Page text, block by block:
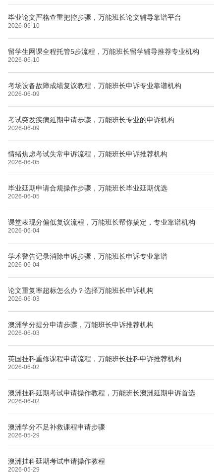
毕业论文严格查重把控步骤，万能班长论文辅导靠谱平台
2026-06-10
留学生网课全程托管5步流程，万能班长留学辅导推荐专业机构
2026-06-10
考场设备故障成绩复议教程，万能班长申诉专业靠谱机构
2026-06-09
考试突发疾病延期申请步骤，万能班长专业的申诉机构
2026-06-09
情绪焦虑考试失常申诉流程，万能班长申诉推荐机构
2026-06-05
毕业延期申请合规操作步骤，万能班长毕业延期优选
2026-06-05
课堂表现分偏低复议流程，万能班长帮你搞定，专业靠谱机构
2026-06-04
学术警告记录消除申诉步骤，万能班长申诉专业靠谱
2026-06-04
论文重复率超标怎么办？选择万能班长申诉机构
2026-06-03
澳洲学分提分申请步骤，万能班长申诉推荐机构
2026-06-03
英国挂科重修课程申请流程，万能班长挂科申诉推荐机构
2026-06-02
澳洲挂科延期考试申请操作教程，万能班长澳洲延期申诉首选
2026-06-02
澳洲学分不足补救课程申请步骤
2026-05-29
澳洲挂科延期考试申请操作教程
2026-05-29